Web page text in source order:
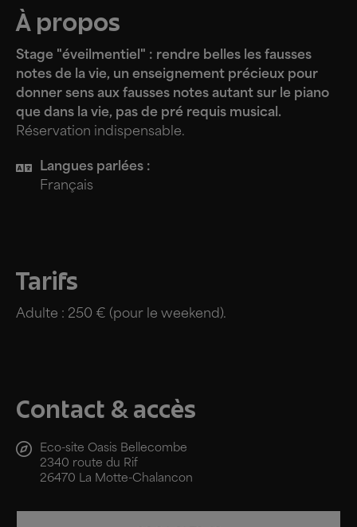
À propos
Stage "éveilmentiel" : rendre belles les fausses
notes de la vie, un enseignement précieux pour
donner sens aux fausses notes autant sur le piano
que dans la vie, pas de pré requis musical.
Réservation indispensable.
Langues parlées :
Français
Tarifs
Adulte : 250 € (pour le weekend).
Contact & accès
Eco-site Oasis Bellecombe
2340 route du Rif
26470 La Motte-Chalancon